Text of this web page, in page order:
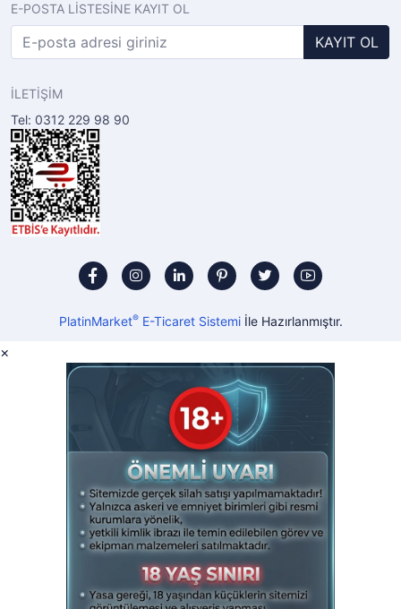
E-POSTA LİSTESİNE KAYIT OL
KAYIT OL
İLETİŞİM
Tel: 0312 229 98 90
PlatinMarket®E-Ticaret Sistemiİle Hazırlanmıştır.
×